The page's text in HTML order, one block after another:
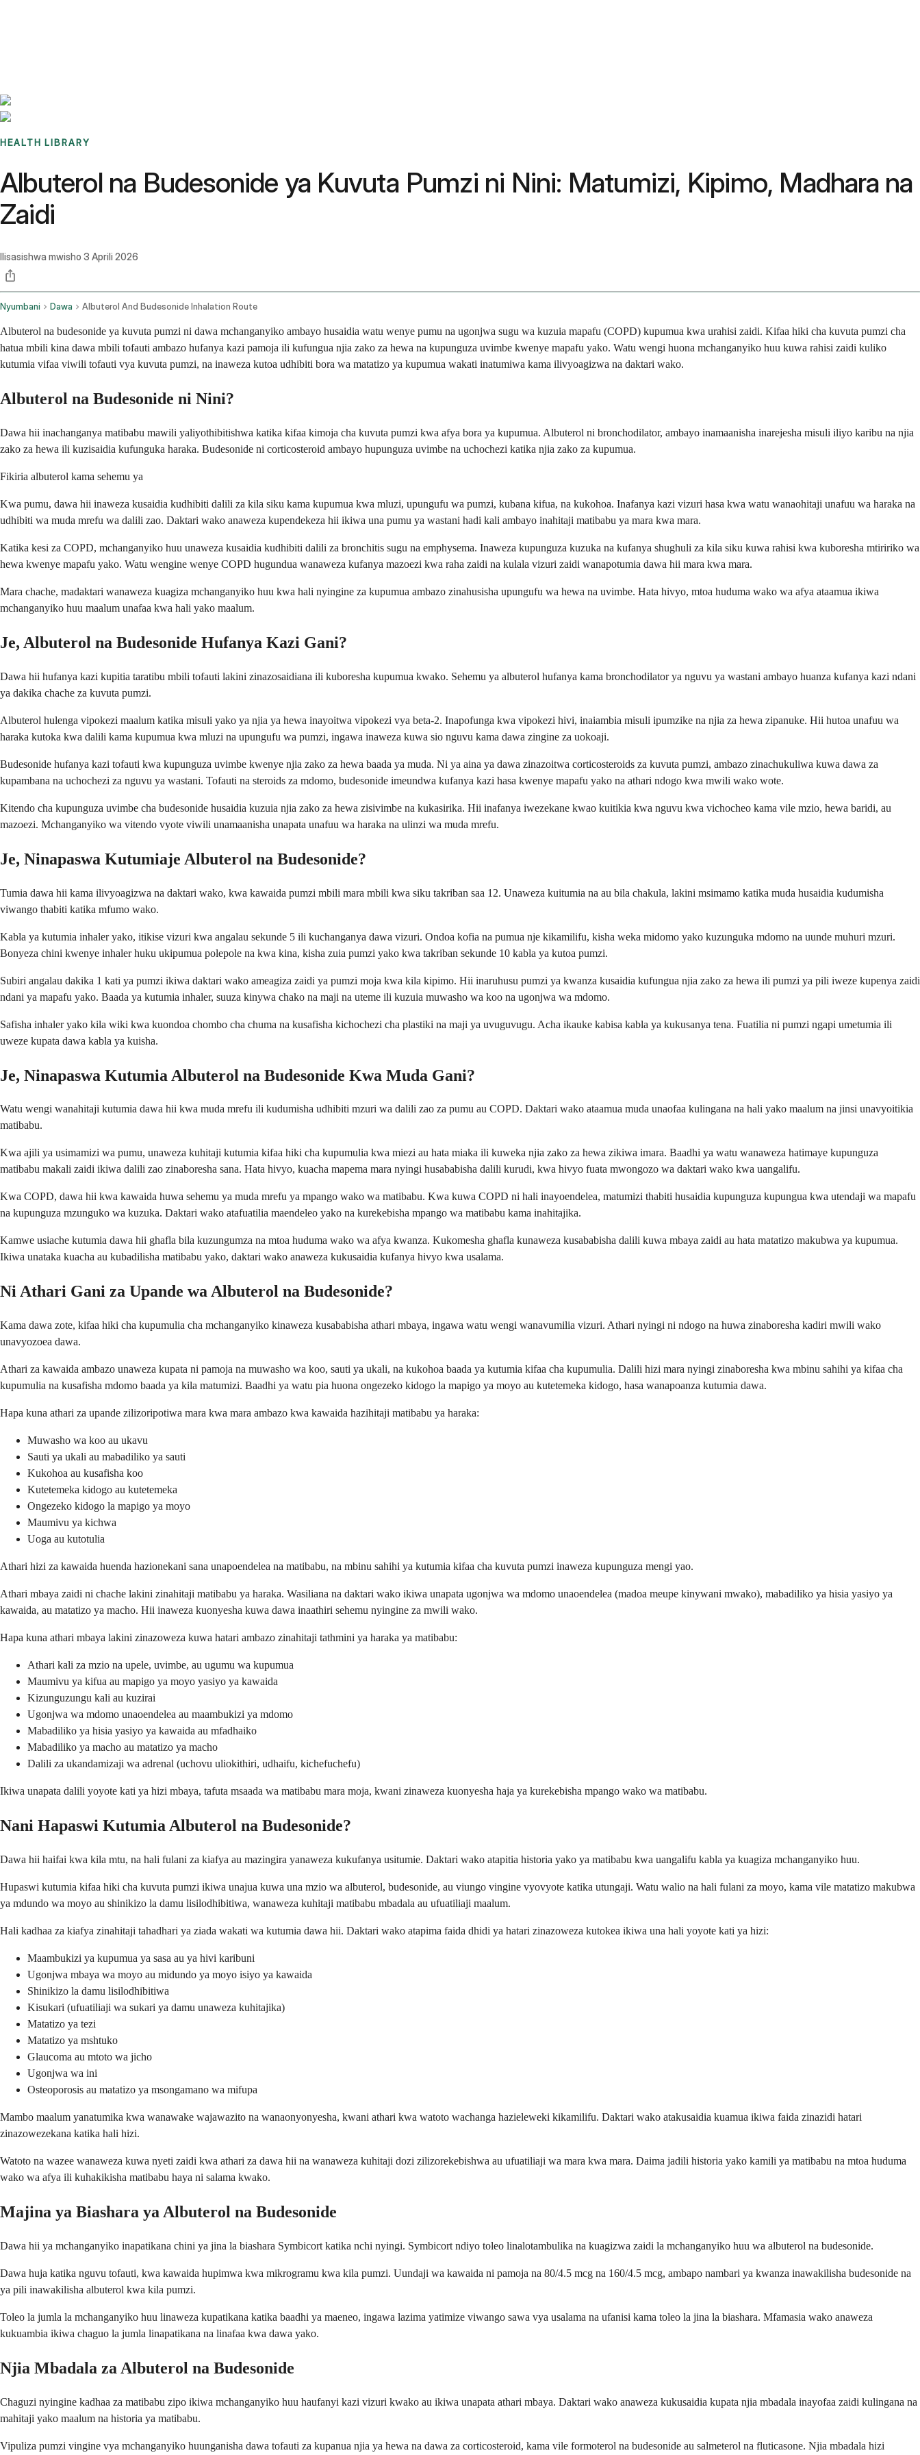
HEALTH LIBRARY
Albuterol na Budesonide ya Kuvuta Pumzi ni Nini: Matumizi, Kipimo, Madhara na
Zaidi
Ilisasishwa mwisho 3 Aprili 2026
Nyumbani Dawa Albuterol And Budesonide Inhalation Route
Albuterol na budesonide ya kuvuta pumzi ni dawa mchanganyiko ambayo husaidia watu wenye pumu na ugonjwa sugu wa kuzuia mapafu (COPD) kupumua kwa urahisi zaidi. Kifaa hiki cha kuvuta pumzi cha
hatua mbili kina dawa mbili tofauti ambazo hufanya kazi pamoja ili kufungua njia zako za hewa na kupunguza uvimbe kwenye mapafu yako. Watu wengi huona mchanganyiko huu kuwa rahisi zaidi kuliko
kutumia vifaa viwili tofauti vya kuvuta pumzi, na inaweza kutoa udhibiti bora wa matatizo ya kupumua wakati inatumiwa kama ilivyoagizwa na daktari wako.
Albuterol na Budesonide ni Nini?
Dawa hii inachanganya matibabu mawili yaliyothibitishwa katika kifaa kimoja cha kuvuta pumzi kwa afya bora ya kupumua. Albuterol ni bronchodilator, ambayo inamaanisha inarejesha misuli iliyo karibu na njia
zako za hewa ili kuzisaidia kufunguka haraka. Budesonide ni corticosteroid ambayo hupunguza uvimbe na uchochezi katika njia zako za kupumua.
Fikiria albuterol kama sehemu ya
Kwa pumu, dawa hii inaweza kusaidia kudhibiti dalili za kila siku kama kupumua kwa mluzi, upungufu wa pumzi, kubana kifua, na kukohoa. Inafanya kazi vizuri hasa kwa watu wanaohitaji unafuu wa haraka na
udhibiti wa muda mrefu wa dalili zao. Daktari wako anaweza kupendekeza hii ikiwa una pumu ya wastani hadi kali ambayo inahitaji matibabu ya mara kwa mara.
Katika kesi za COPD, mchanganyiko huu unaweza kusaidia kudhibiti dalili za bronchitis sugu na emphysema. Inaweza kupunguza kuzuka na kufanya shughuli za kila siku kuwa rahisi kwa kuboresha mtiririko wa
hewa kwenye mapafu yako. Watu wengine wenye COPD hugundua wanaweza kufanya mazoezi kwa raha zaidi na kulala vizuri zaidi wanapotumia dawa hii mara kwa mara.
Mara chache, madaktari wanaweza kuagiza mchanganyiko huu kwa hali nyingine za kupumua ambazo zinahusisha upungufu wa hewa na uvimbe. Hata hivyo, mtoa huduma wako wa afya ataamua ikiwa
mchanganyiko huu maalum unafaa kwa hali yako maalum.
Je, Albuterol na Budesonide Hufanya Kazi Gani?
Dawa hii hufanya kazi kupitia taratibu mbili tofauti lakini zinazosaidiana ili kuboresha kupumua kwako. Sehemu ya albuterol hufanya kama bronchodilator ya nguvu ya wastani ambayo huanza kufanya kazi ndani
ya dakika chache za kuvuta pumzi.
Albuterol hulenga vipokezi maalum katika misuli yako ya njia ya hewa inayoitwa vipokezi vya beta-2. Inapofunga kwa vipokezi hivi, inaiambia misuli ipumzike na njia za hewa zipanuke. Hii hutoa unafuu wa
haraka kutoka kwa dalili kama kupumua kwa mluzi na upungufu wa pumzi, ingawa inaweza kuwa sio nguvu kama dawa zingine za uokoaji.
Budesonide hufanya kazi tofauti kwa kupunguza uvimbe kwenye njia zako za hewa baada ya muda. Ni ya aina ya dawa zinazoitwa corticosteroids za kuvuta pumzi, ambazo zinachukuliwa kuwa dawa za
kupambana na uchochezi za nguvu ya wastani. Tofauti na steroids za mdomo, budesonide imeundwa kufanya kazi hasa kwenye mapafu yako na athari ndogo kwa mwili wako wote.
Kitendo cha kupunguza uvimbe cha budesonide husaidia kuzuia njia zako za hewa zisivimbe na kukasirika. Hii inafanya iwezekane kwao kuitikia kwa nguvu kwa vichocheo kama vile mzio, hewa baridi, au
mazoezi. Mchanganyiko wa vitendo vyote viwili unamaanisha unapata unafuu wa haraka na ulinzi wa muda mrefu.
Je, Ninapaswa Kutumiaje Albuterol na Budesonide?
Tumia dawa hii kama ilivyoagizwa na daktari wako, kwa kawaida pumzi mbili mara mbili kwa siku takriban saa 12. Unaweza kuitumia na au bila chakula, lakini msimamo katika muda husaidia kudumisha
viwango thabiti katika mfumo wako.
Kabla ya kutumia inhaler yako, itikise vizuri kwa angalau sekunde 5 ili kuchanganya dawa vizuri. Ondoa kofia na pumua nje kikamilifu, kisha weka midomo yako kuzunguka mdomo na uunde muhuri mzuri.
Bonyeza chini kwenye inhaler huku ukipumua polepole na kwa kina, kisha zuia pumzi yako kwa takriban sekunde 10 kabla ya kutoa pumzi.
Subiri angalau dakika 1 kati ya pumzi ikiwa daktari wako ameagiza zaidi ya pumzi moja kwa kila kipimo. Hii inaruhusu pumzi ya kwanza kusaidia kufungua njia zako za hewa ili pumzi ya pili iweze kupenya zaidi
ndani ya mapafu yako. Baada ya kutumia inhaler, suuza kinywa chako na maji na uteme ili kuzuia muwasho wa koo na ugonjwa wa mdomo.
Safisha inhaler yako kila wiki kwa kuondoa chombo cha chuma na kusafisha kichochezi cha plastiki na maji ya uvuguvugu. Acha ikauke kabisa kabla ya kukusanya tena. Fuatilia ni pumzi ngapi umetumia ili
uweze kupata dawa kabla ya kuisha.
Je, Ninapaswa Kutumia Albuterol na Budesonide Kwa Muda Gani?
Watu wengi wanahitaji kutumia dawa hii kwa muda mrefu ili kudumisha udhibiti mzuri wa dalili zao za pumu au COPD. Daktari wako ataamua muda unaofaa kulingana na hali yako maalum na jinsi unavyoitikia
matibabu.
Kwa ajili ya usimamizi wa pumu, unaweza kuhitaji kutumia kifaa hiki cha kupumulia kwa miezi au hata miaka ili kuweka njia zako za hewa zikiwa imara. Baadhi ya watu wanaweza hatimaye kupunguza
matibabu makali zaidi ikiwa dalili zao zinaboresha sana. Hata hivyo, kuacha mapema mara nyingi husababisha dalili kurudi, kwa hivyo fuata mwongozo wa daktari wako kwa uangalifu.
Kwa COPD, dawa hii kwa kawaida huwa sehemu ya muda mrefu ya mpango wako wa matibabu. Kwa kuwa COPD ni hali inayoendelea, matumizi thabiti husaidia kupunguza kupungua kwa utendaji wa mapafu
na kupunguza mzunguko wa kuzuka. Daktari wako atafuatilia maendeleo yako na kurekebisha mpango wa matibabu kama inahitajika.
Kamwe usiache kutumia dawa hii ghafla bila kuzungumza na mtoa huduma wako wa afya kwanza. Kukomesha ghafla kunaweza kusababisha dalili kuwa mbaya zaidi au hata matatizo makubwa ya kupumua.
Ikiwa unataka kuacha au kubadilisha matibabu yako, daktari wako anaweza kukusaidia kufanya hivyo kwa usalama.
Ni Athari Gani za Upande wa Albuterol na Budesonide?
Kama dawa zote, kifaa hiki cha kupumulia cha mchanganyiko kinaweza kusababisha athari mbaya, ingawa watu wengi wanavumilia vizuri. Athari nyingi ni ndogo na huwa zinaboresha kadiri mwili wako
unavyozoea dawa.
Athari za kawaida ambazo unaweza kupata ni pamoja na muwasho wa koo, sauti ya ukali, na kukohoa baada ya kutumia kifaa cha kupumulia. Dalili hizi mara nyingi zinaboresha kwa mbinu sahihi ya kifaa cha
kupumulia na kusafisha mdomo baada ya kila matumizi. Baadhi ya watu pia huona ongezeko kidogo la mapigo ya moyo au kutetemeka kidogo, hasa wanapoanza kutumia dawa.
Hapa kuna athari za upande zilizoripotiwa mara kwa mara ambazo kwa kawaida hazihitaji matibabu ya haraka:
Muwasho wa koo au ukavu
Sauti ya ukali au mabadiliko ya sauti
Kukohoa au kusafisha koo
Kutetemeka kidogo au kutetemeka
Ongezeko kidogo la mapigo ya moyo
Maumivu ya kichwa
Uoga au kutotulia
Athari hizi za kawaida huenda hazionekani sana unapoendelea na matibabu, na mbinu sahihi ya kutumia kifaa cha kuvuta pumzi inaweza kupunguza mengi yao.
Athari mbaya zaidi ni chache lakini zinahitaji matibabu ya haraka. Wasiliana na daktari wako ikiwa unapata ugonjwa wa mdomo unaoendelea (madoa meupe kinywani mwako), mabadiliko ya hisia yasiyo ya
kawaida, au matatizo ya macho. Hii inaweza kuonyesha kuwa dawa inaathiri sehemu nyingine za mwili wako.
Hapa kuna athari mbaya lakini zinazoweza kuwa hatari ambazo zinahitaji tathmini ya haraka ya matibabu:
Athari kali za mzio na upele, uvimbe, au ugumu wa kupumua
Maumivu ya kifua au mapigo ya moyo yasiyo ya kawaida
Kizunguzungu kali au kuzirai
Ugonjwa wa mdomo unaoendelea au maambukizi ya mdomo
Mabadiliko ya hisia yasiyo ya kawaida au mfadhaiko
Mabadiliko ya macho au matatizo ya macho
Dalili za ukandamizaji wa adrenal (uchovu uliokithiri, udhaifu, kichefuchefu)
Ikiwa unapata dalili yoyote kati ya hizi mbaya, tafuta msaada wa matibabu mara moja, kwani zinaweza kuonyesha haja ya kurekebisha mpango wako wa matibabu.
Nani Hapaswi Kutumia Albuterol na Budesonide?
Dawa hii haifai kwa kila mtu, na hali fulani za kiafya au mazingira yanaweza kukufanya usitumie. Daktari wako atapitia historia yako ya matibabu kwa uangalifu kabla ya kuagiza mchanganyiko huu.
Hupaswi kutumia kifaa hiki cha kuvuta pumzi ikiwa unajua kuwa una mzio wa albuterol, budesonide, au viungo vingine vyovyote katika utungaji. Watu walio na hali fulani za moyo, kama vile matatizo makubwa
ya mdundo wa moyo au shinikizo la damu lisilodhibitiwa, wanaweza kuhitaji matibabu mbadala au ufuatiliaji maalum.
Hali kadhaa za kiafya zinahitaji tahadhari ya ziada wakati wa kutumia dawa hii. Daktari wako atapima faida dhidi ya hatari zinazoweza kutokea ikiwa una hali yoyote kati ya hizi:
Maambukizi ya kupumua ya sasa au ya hivi karibuni
Ugonjwa mbaya wa moyo au midundo ya moyo isiyo ya kawaida
Shinikizo la damu lisilodhibitiwa
Kisukari (ufuatiliaji wa sukari ya damu unaweza kuhitajika)
Matatizo ya tezi
Matatizo ya mshtuko
Glaucoma au mtoto wa jicho
Ugonjwa wa ini
Osteoporosis au matatizo ya msongamano wa mifupa
Mambo maalum yanatumika kwa wanawake wajawazito na wanaonyonyesha, kwani athari kwa watoto wachanga hazieleweki kikamilifu. Daktari wako atakusaidia kuamua ikiwa faida zinazidi hatari
zinazowezekana katika hali hizi.
Watoto na wazee wanaweza kuwa nyeti zaidi kwa athari za dawa hii na wanaweza kuhitaji dozi zilizorekebishwa au ufuatiliaji wa mara kwa mara. Daima jadili historia yako kamili ya matibabu na mtoa huduma
wako wa afya ili kuhakikisha matibabu haya ni salama kwako.
Majina ya Biashara ya Albuterol na Budesonide
Dawa hii ya mchanganyiko inapatikana chini ya jina la biashara Symbicort katika nchi nyingi. Symbicort ndiyo toleo linalotambulika na kuagizwa zaidi la mchanganyiko huu wa albuterol na budesonide.
Dawa huja katika nguvu tofauti, kwa kawaida hupimwa kwa mikrogramu kwa kila pumzi. Uundaji wa kawaida ni pamoja na 80/4.5 mcg na 160/4.5 mcg, ambapo nambari ya kwanza inawakilisha budesonide na
ya pili inawakilisha albuterol kwa kila pumzi.
Toleo la jumla la mchanganyiko huu linaweza kupatikana katika baadhi ya maeneo, ingawa lazima yatimize viwango sawa vya usalama na ufanisi kama toleo la jina la biashara. Mfamasia wako anaweza
kukuambia ikiwa chaguo la jumla linapatikana na linafaa kwa dawa yako.
Njia Mbadala za Albuterol na Budesonide
Chaguzi nyingine kadhaa za matibabu zipo ikiwa mchanganyiko huu haufanyi kazi vizuri kwako au ikiwa unapata athari mbaya. Daktari wako anaweza kukusaidia kupata njia mbadala inayofaa zaidi kulingana na
mahitaji yako maalum na historia ya matibabu.
Vipuliza pumzi vingine vya mchanganyiko huunganisha dawa tofauti za kupanua njia ya hewa na dawa za corticosteroid, kama vile formoterol na budesonide au salmeterol na fluticasone. Njia mbadala hizi